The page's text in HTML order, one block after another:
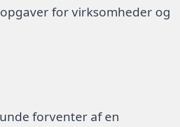
for virksomheder og
forventer af en